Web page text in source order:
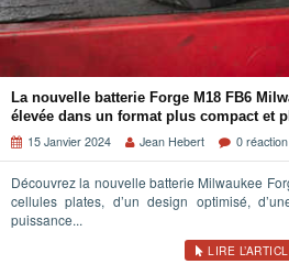
La nouvelle batterie Forge M18 FB6
élevée dans un format plus compact et
15 Janvier 2024
Jean Hebert 0 réaction
Découvrez la nouvelle batterie Milwaukee
cellules plates, d’un design optimisé,
puissance...
LIRE